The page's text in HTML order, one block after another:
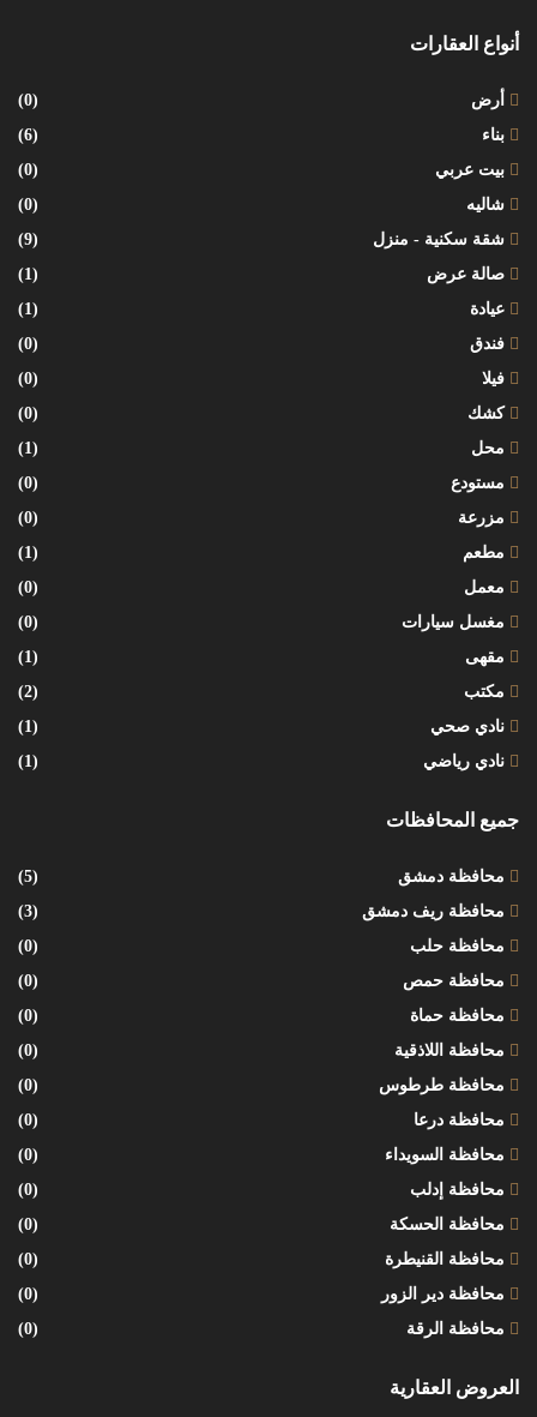
أنواع العقارات
أرض
(0)
بناء
(6)
بيت عربي
(0)
شاليه
(0)
شقة سكنية - منزل
(9)
صالة عرض
(1)
عيادة
(1)
فندق
(0)
فيلا
(0)
كشك
(0)
محل
(1)
مستودع
(0)
مزرعة
(0)
مطعم
(1)
معمل
(0)
مغسل سيارات
(0)
مقهى
(1)
مكتب
(2)
نادي صحي
(1)
نادي رياضي
(1)
جميع المحافظات
محافظة دمشق
(5)
محافظة ريف دمشق
(3)
محافظة حلب
(0)
محافظة حمص
(0)
محافظة حماة
(0)
محافظة اللاذقية
(0)
محافظة طرطوس
(0)
محافظة درعا
(0)
محافظة السويداء
(0)
محافظة إدلب
(0)
محافظة الحسكة
(0)
محافظة القنيطرة
(0)
محافظة دير الزور
(0)
محافظة الرقة
(0)
العروض العقارية